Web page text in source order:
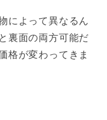
によって異なるん
裏面の両方可能だ
格が変わってきま